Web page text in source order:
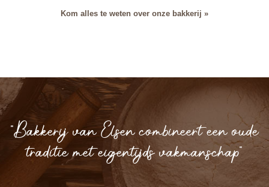
Kom alles te weten over onze bakkerij »
"Bakkerij van Elsen combineert een oude
traditie met eigentijds vakmanschap"